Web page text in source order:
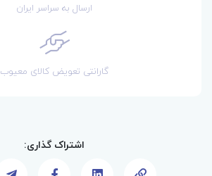
ارسال به سراسر ایران
گارانتی تعویض کالای معیوب
اشتراک گذاری: